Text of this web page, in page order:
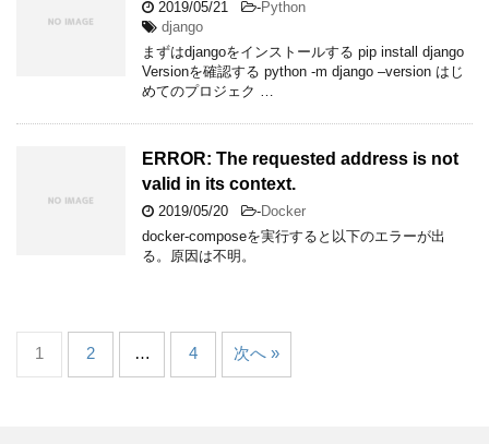
2019/05/21 -Python
django
まずはdjangoをインストールする pip install django
Versionを確認する python -m django –version はじ
めてのプロジェク …
ERROR: The requested address is not
valid in its context.
2019/05/20 -Docker
docker-composeを実行すると以下のエラーが出
る。原因は不明。
1 2 … 4 次へ »